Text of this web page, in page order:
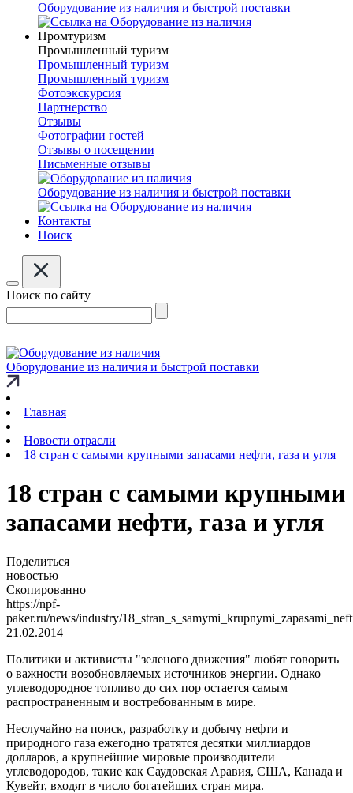
Оборудование из наличия и быстрой поставки
Промтуризм
Промышленный туризм
Промышленный туризм
Промышленный туризм
Фотоэкскурсия
Партнерство
Отзывы
Фотографии гостей
Отзывы о посещении
Письменные отзывы
Оборудование из наличия и быстрой поставки
Контакты
Поиск
Поиск по сайту
Оборудование из наличия и быстрой поставки
Главная
Новости отрасли
18 стран с самыми крупными запасами нефти, газа и угля
18 стран с самыми крупными
запасами нефти, газа и угля
Поделиться
новостью
Скопированно
https://npf-
paker.ru/news/industry/
21.02.2014
Политики и активисты "зеленого движения" любят говорить
о важности возобновляемых источников энергии. Однако
углеводородное топливо до сих пор остается самым
распространенным и востребованным в мире.
Неслучайно на поиск, разработку и добычу нефти и
природного газа ежегодно тратятся десятки миллиардов
долларов, а крупнейшие мировые производители
углеводородов, такие как Саудовская Аравия, США, Канада и
Кувейт, входят в число богатейших стран мира.